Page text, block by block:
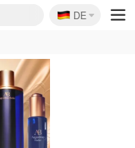
促折
折
🇩🇪
DE